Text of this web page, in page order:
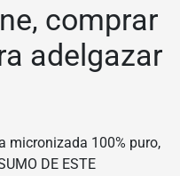
comprar
adelgazar
micronizada 100% puro,
DE ESTE